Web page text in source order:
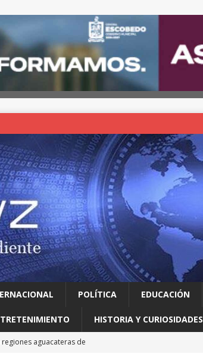
POLÍTICA EDUCACIÓN
HISTORIA Y CURIOSIDADES
aguacateras de